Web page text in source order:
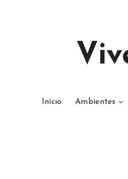
Início Ambientes